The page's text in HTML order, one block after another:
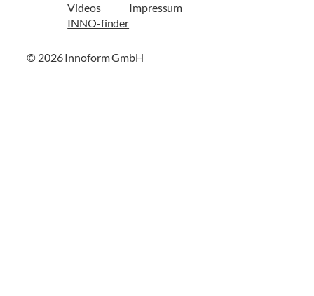
Videos
INNO-finder
Impressum
© 2026 Innoform GmbH